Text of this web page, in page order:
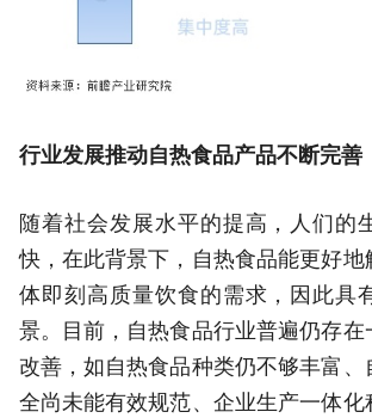
行业发展推动自热食品产品不断完善
随着社会发展水平的提高，人们的
快，在此背景下，自热食品能更好地
体即刻高质量饮食的需求，因此具
景。目前，自热食品行业普遍仍存在
改善，如自热食品种类仍不够丰富、
全尚未能有效规范、企业生产一体化